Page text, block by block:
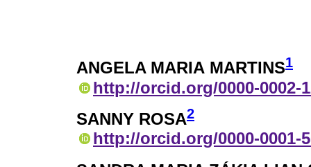
ANGELA MARIA MARTINS1
http://orcid.org/0000-0002-
SANNY ROSA2
http://orcid.org/0000-0001-